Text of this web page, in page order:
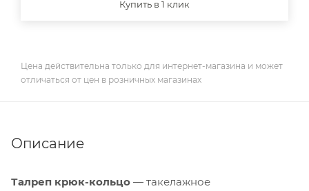
Купить в 1 клик
Цена действительна только для интернет-магазина и может
отличаться от цен в розничных магазинах
Описание
Талреп крюк-кольцо — такелажное